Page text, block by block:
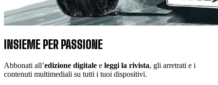
INSIEME PER PASSIONE
Abbonati all’edizione digitale e leggi la rivista, gli arretrati e i
contenuti multimediali su tutti i tuoi dispositivi.